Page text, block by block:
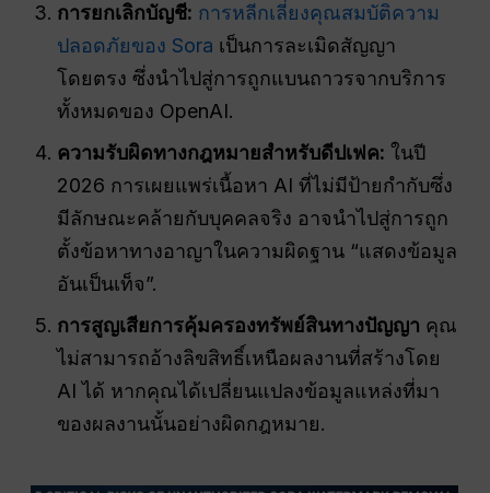
การยกเลิกบัญชี: การหลีกเลี่ยงคุณสมบัติความ
ปลอดภัยของ Sora เป็นการละเมิดสัญญา
โดยตรง ซึ่งนำไปสู่การถูกแบนถาวรจากบริการ
ทั้งหมดของ OpenAI.
ความรับผิดทางกฎหมายสำหรับดีปเฟค: ในปี
2026 การเผยแพร่เนื้อหา AI ที่ไม่มีป้ายกำกับซึ่ง
มีลักษณะคล้ายกับบุคคลจริง อาจนำไปสู่การถูก
ตั้งข้อหาทางอาญาในความผิดฐาน “แสดงข้อมูล
อันเป็นเท็จ”.
การสูญเสียการคุ้มครองทรัพย์สินทางปัญญา คุณ
ไม่สามารถอ้างลิขสิทธิ์เหนือผลงานที่สร้างโดย
AI ได้ หากคุณได้เปลี่ยนแปลงข้อมูลแหล่งที่มา
ของผลงานนั้นอย่างผิดกฎหมาย.